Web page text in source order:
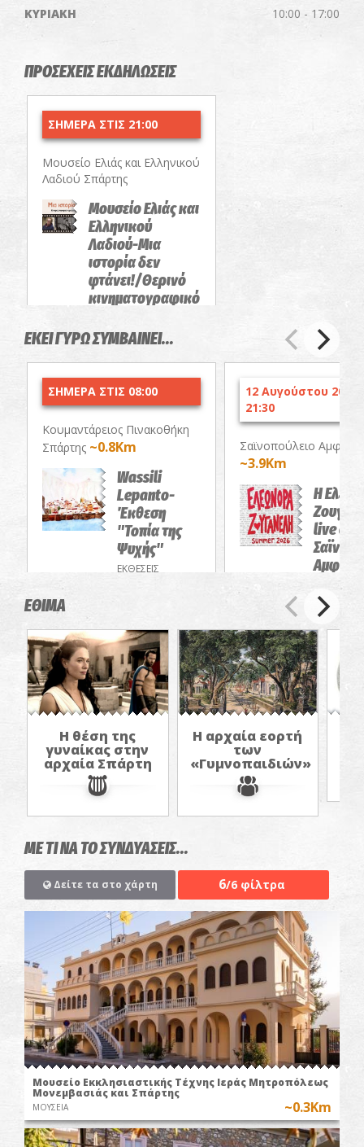
ΚΥΡΙΑΚΗ 10:00 - 17:00
ΠΡΟΣΕΧΕΙΣ ΕΚΔΗΛΩΣΕΙΣ
ΣΗΜΕΡΑ ΣΤΙΣ 21:00
Μουσείο Ελιάς και Ελληνικού
Λαδιού Σπάρτης
Μουσείο Ελιάς και
Ελληνικού
Λαδιού-Μια
ιστορία δεν
φτάνει!/Θερινό
κινηματογραφικό
ΠΡΟΒΟΛΕΣ ΤΑΙΝΙΩΝ
ΕΚΕΙ ΓΥΡΩ ΣΥΜΒΑΙΝΕΙ...
ΣΗΜΕΡΑ ΣΤΙΣ 08:00
Κουμαντάρειος Πινακοθήκη
Σπάρτης ~0.8Km
Wassili
Lepanto-
Έκθεση
"Τοπία της
Ψυχής"
ΕΚΘΕΣΕΙΣ
12 Αυγούστου 2026
21:30
Σαϊνοπούλειο
~3.9Km
Η
live στο
ΣΥΝΑΥΛΙΕΣ
ΕΘΙΜΑ
Η θέση της
γυναίκας στην
αρχαία Σπάρτη
Η αρχαία εορτή
των
«Γυμνοπαιδιών»
ΜΕ ΤΙ ΝΑ ΤΟ ΣΥΝΔΥΑΣΕΙΣ...
Δείτε τα στο χάρτη 6/6 φίλτρα
Μουσείο Εκκλησιαστικής Τέχνης Ιεράς Μητροπόλεως
Μονεμβασιάς και Σπάρτης
ΜΟΥΣΕΙΑ ~0.3Km